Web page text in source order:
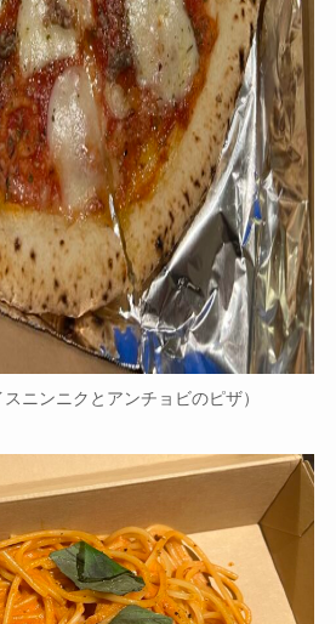
ニンニクとアンチョビのピザ）